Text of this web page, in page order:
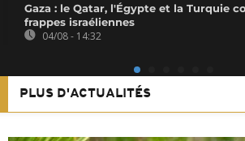
Gaza : le Qatar, l'Égypte et la Turquie
frappes israéliennes
04/08 - 14:32
PLUS D'ACTUALITÉS